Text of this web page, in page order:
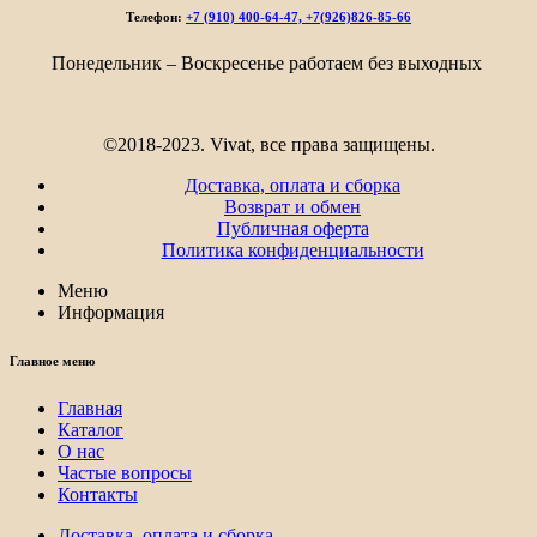
Телефон: +7 (910) 400-64-47, +7(926)826-85-66
Понедельник – Воскресенье работаем без выходных
©2018-2023. Vivat, все права защищены.
Доставка, оплата и сборка
Возврат и обмен
Публичная оферта
Политика конфиденциальности
Меню
Информация
Главное меню
Главная
Каталог
О нас
Частые вопросы
Контакты